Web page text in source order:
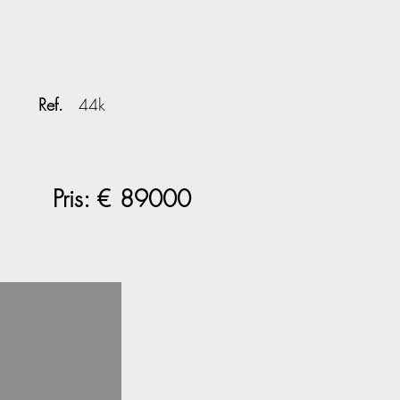
Ref. 44k
Pris: € 89000